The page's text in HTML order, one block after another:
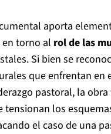
aporta
torno al rol de las
Si bien se
que enfrentan en
pastoral, la obra
tensionan los
el caso de una